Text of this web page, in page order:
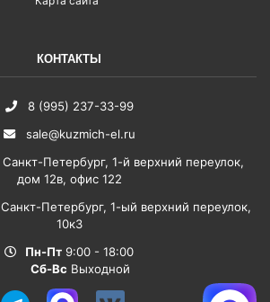
КОНТАКТЫ
8 (995) 237-33-99
sale@kuzmich-el.ru
Санкт-Петербург, 1-й верхний переулок,
дом 12в, офис 122
Санкт-Петербург, 1-ый верхний переулок,
10к3
Пн-Пт 9:00 - 18:00
Сб-Вс Выходной